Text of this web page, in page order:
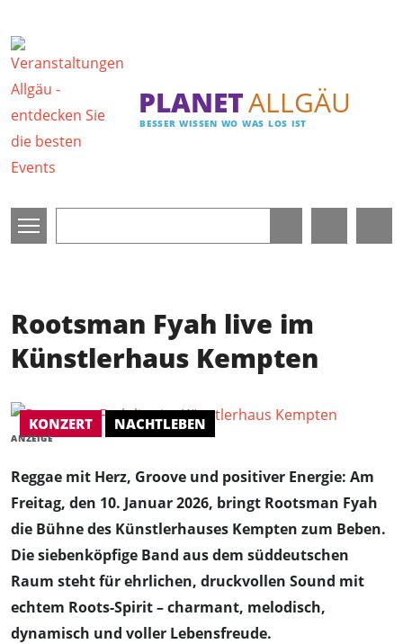
PLANETALLGÄU
BESSER WISSEN WO WAS LOS IST
Rootsman Fyah live im
Künstlerhaus Kempten
KONZERT NACHTLEBEN
ANZEIGE
Reggae mit Herz, Groove und positiver Energie: Am
Freitag, den 10. Januar 2026, bringt Rootsman Fyah
die Bühne des Künstlerhauses Kempten zum Beben.
Die siebenköpfige Band aus dem süddeutschen
Raum steht für ehrlichen, druckvollen Sound mit
echtem Roots-Spirit – charmant, melodisch,
dynamisch und voller Lebensfreude.